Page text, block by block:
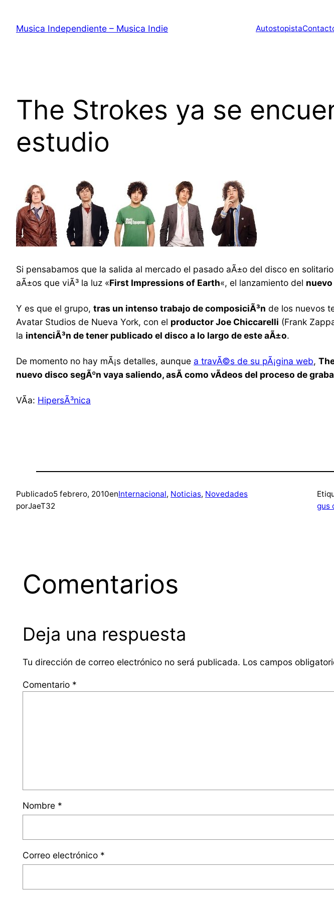
contenido
Musica Independiente – Musica Indie Autostopista
The Strokes ya se
estudio
Si pensabamos que la salida al mercado el pasado aÃ±o del disco en
aÃ±os que viÃ³ la luz «First Impressions of Earth«, el lanzamiento del
Y es que el grupo, tras un intenso trabajo de composiciÃ³n de los nuevos
Avatar Studios de Nueva York, con el productor Joe Chiccarelli (Frank
la intenciÃ³n de tener publicado el disco a lo largo de este aÃ±o.
De momento no hay mÃ¡s detalles, aunque a travÃ©s de su pÃ¡gina web,
nuevo disco segÃºn vaya saliendo, asÃ­ como vÃ­deos del proceso de
VÃ­a: HipersÃ³nica
Publicado5 febrero, 2010enInternacional, Noticias, Novedades
porJaeT32
gus
Comentarios
Deja una respuesta
Tu dirección de correo electrónico no será publicada. Los campos
Comentario *
Nombre *
Correo electrónico *